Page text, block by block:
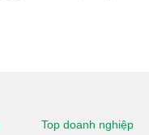
Top doanh nghiệp